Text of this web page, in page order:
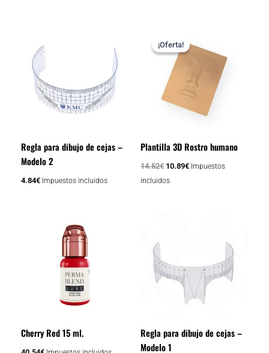
Regla para dibujo de cejas –
Modelo 2
4.84€ Impuestos incluidos
¡Oferta!
¡Oferta!
Plantilla 3D Rostro humano
14.52€
precio
original
era:
14.52€.
10.89€
actual
Impuestos
incluidos
Cherry Red 15 ml.
Regla para dibujo de cejas –
Modelo 1